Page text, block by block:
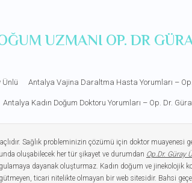
UZMANI OP. DR
Ünlü Antalya Vajina Daraltma Hasta Yorumları –
Antalya Kadın Doğum Doktoru Yorumları – Op. Dr.
Sağlık probleminizin çözümü için doktor muayenesi
oluşabilecek her tür şikayet ve durumdan Op.Dr. Güray
dayanak oluşturmaz. Kadın doğum ve jinekolojik
ticari nitelikte olmayan bir web sitesidir. Bahsi